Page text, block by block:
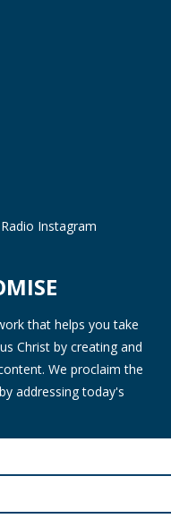
that helps you take
Christ by creating and
We proclaim the
addressing today's